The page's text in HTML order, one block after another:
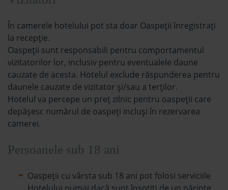
În camerele hotelului pot sta doar Oaspeții înregistrați
la recepție.
Oaspeții sunt responsabili pentru comportamentul
vizitatorilor lor, inclusiv pentru eventualele daune
cauzate de acesta. Hotelul exclude răspunderea pentru
daunele cauzate de vizitator și/sau a terților.
Hotelul va percepe un preț zilnic pentru oaspeții care
depășesc numărul de oaspeți incluşi în rezervarea
camerei.
Persoanele sub 18 ani
Oaspeții cu vârsta sub 18 ani pot folosi serviciile